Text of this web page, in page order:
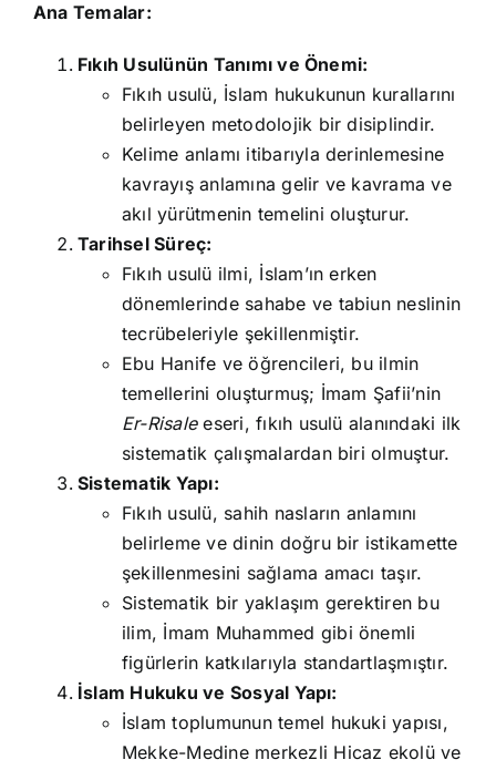
Ana Temalar:
Fıkıh Usulünün Tanımı ve Önemi:
Fıkıh usulü, İslam hukukunun kurallarını
belirleyen metodolojik bir disiplindir.
Kelime anlamı itibarıyla derinlemesine
kavrayış anlamına gelir ve kavrama ve
akıl yürütmenin temelini oluşturur.
Tarihsel Süreç:
Fıkıh usulü ilmi, İslam’ın erken
dönemlerinde sahabe ve tabiun neslinin
tecrübeleriyle şekillenmiştir.
Ebu Hanife ve öğrencileri, bu ilmin
temellerini oluşturmuş; İmam Şafii’nin
Er-Risaleeseri, fıkıh usulü alanındaki ilk
sistematik çalışmalardan biri olmuştur.
Sistematik Yapı:
Fıkıh usulü, sahih nasların anlamını
belirleme ve dinin doğru bir istikamette
şekillenmesini sağlama amacı taşır.
Sistematik bir yaklaşım gerektiren bu
ilim, İmam Muhammed gibi önemli
figürlerin katkılarıyla standartlaşmıştır.
İslam Hukuku ve Sosyal Yapı:
İslam toplumunun temel hukuki yapısı,
Mekke-Medine merkezli Hicaz ekolü ve